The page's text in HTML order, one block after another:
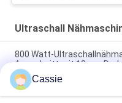
Ultraschall
800 Watt-
Ausschnitt mit 12mm
Hochfrequenz-
nahtlos
Cassie